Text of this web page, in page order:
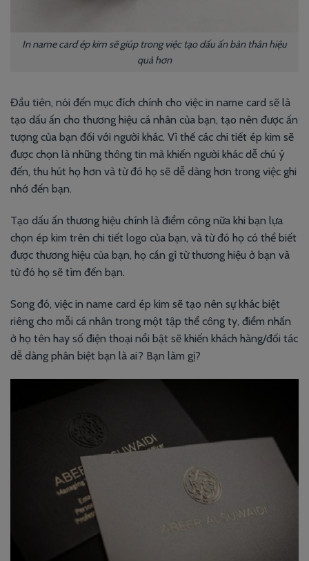
In name card ép kim sẽ giúp trong việc tạo dấu ấn bản thân hiệu
quả hơn
Đầu tiên, nói đến mục đích chính cho việc in name card sẽ là
tạo dấu ấn cho thương hiệu cá nhân của bạn, tạo nên được ấn
tượng của bạn đối với người khác. Vì thế các chi tiết ép kim sẽ
được chọn là những thông tin mà khiến người khác dễ chú ý
đến, thu hút họ hơn và từ đó họ sẽ dễ dàng hơn trong việc ghi
nhớ đến bạn.
Tạo dấu ấn thương hiệu chính là điểm công nữa khi bạn lựa
chọn ép kim trên chi tiết logo của bạn, và từ đó họ có thể biết
được thương hiệu của bạn, họ cần gì từ thương hiệu ở bạn và
từ đó họ sẽ tìm đến bạn.
Song đó, việc in name card ép kim sẽ tạo nên sự khác biệt
riêng cho mỗi cá nhân trong một tập thể công ty, điểm nhấn
ở họ tên hay số điện thoại nổi bật sẽ khiến khách hàng/đối tác
dễ dàng phân biệt bạn là ai? Bạn làm gị?